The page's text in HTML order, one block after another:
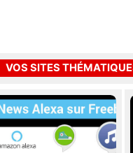
VOS SITES